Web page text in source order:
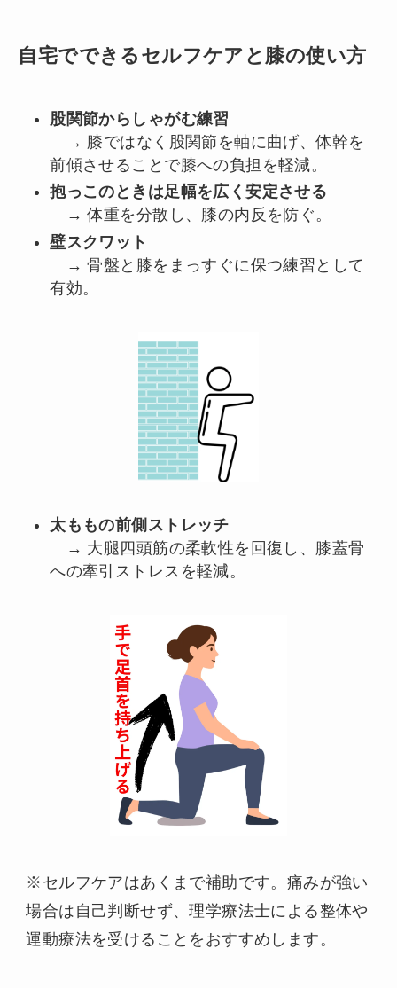
自宅でできるセルフケアと膝の使い方
股関節からしゃがむ練習
→ 膝ではなく股関節を軸に曲げ、体幹を
前傾させることで膝への負担を軽減。
抱っこのときは足幅を広く安定させる
→ 体重を分散し、膝の内反を防ぐ。
壁スクワット
→ 骨盤と膝をまっすぐに保つ練習として
有効。
太ももの前側ストレッチ
→ 大腿四頭筋の柔軟性を回復し、膝蓋骨
への牽引ストレスを軽減。
※セルフケアはあくまで補助です。痛みが強い
場合は自己判断せず、理学療法士による整体や
運動療法を受けることをおすすめします。